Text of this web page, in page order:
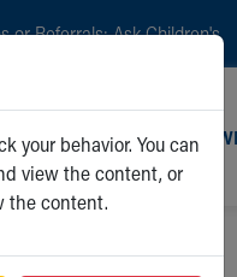
or Referrals:Ask Children's
NEW PARENTS WHO
your behavior. You can
view the content, or
the content.